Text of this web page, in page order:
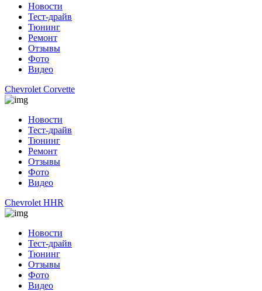
Новости
Тест-драйв
Тюнинг
Ремонт
Отзывы
Фото
Видео
Chevrolet Corvette
Новости
Тест-драйв
Тюнинг
Ремонт
Отзывы
Фото
Видео
Chevrolet HHR
Новости
Тест-драйв
Тюнинг
Отзывы
Фото
Видео